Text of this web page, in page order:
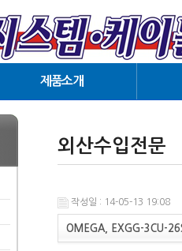
제품소개
외산수입전문
UL 전문(수입)
NETWORK(PLC_TO_PLC,LAN)
외산수입전문
작성일 : 14-05-13 19:08
OMEGA, EXGG-3CU-